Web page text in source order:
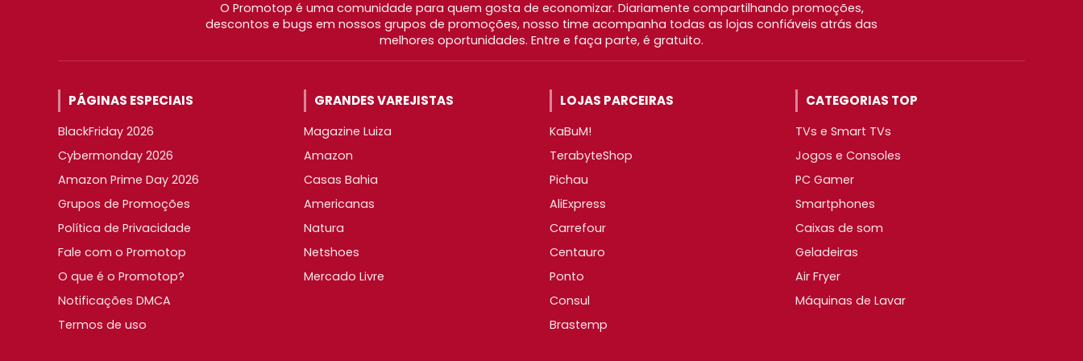
O Promotop é uma comunidade para quem gosta de economizar. Diariamente compartilhando promoções,
descontos e bugs em nossos grupos de promoções, nosso time acompanha todas as lojas confiáveis atrás das
melhores oportunidades. Entre e faça parte, é gratuito.
PÁGINAS ESPECIAIS
BlackFriday 2026
Cybermonday 2026
Amazon Prime Day 2026
Grupos de Promoções
Política de Privacidade
Fale com o Promotop
O que é o Promotop?
Notificações DMCA
Termos de uso
GRANDES VAREJISTAS
Magazine Luiza
Amazon
Casas Bahia
Americanas
Natura
Netshoes
Mercado Livre
LOJAS PARCEIRAS
KaBuM!
TerabyteShop
Pichau
AliExpress
Carrefour
Centauro
Ponto
Consul
Brastemp
CATEGORIAS TOP
TVs e Smart TVs
Jogos e Consoles
PC Gamer
Smartphones
Caixas de som
Geladeiras
Air Fryer
Máquinas de Lavar